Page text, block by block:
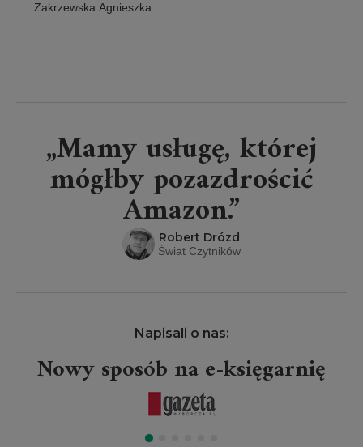
Zakrzewska Agnieszka
„Mamy usługę, której
mógłby pozazdrościć
Amazon.”
Robert Drózd
Świat Czytników
Napisali o nas:
Nowy sposób na e-księgarnię